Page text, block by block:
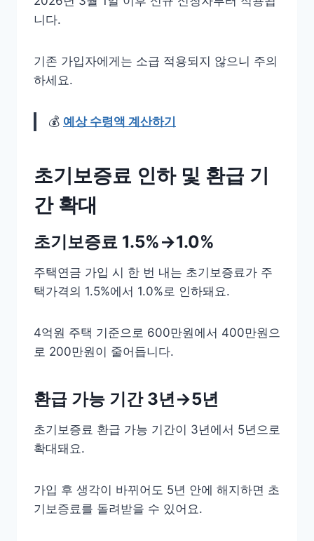
니다.
기존 가입자에게는 소급 적용되지 않으니 주의
하세요.
💰 예상 수령액 계산하기
초기보증료 인하 및 환급 기
간 확대
초기보증료 1.5%→1.0%
주택연금 가입 시 한 번 내는 초기보증료가 주
택가격의 1.5%에서 1.0%로 인하돼요.
4억원 주택 기준으로 600만원에서 400만원으
로 200만원이 줄어듭니다.
환급 가능 기간 3년→5년
초기보증료 환급 가능 기간이 3년에서 5년으로
확대돼요.
가입 후 생각이 바뀌어도 5년 안에 해지하면 초
기보증료를 돌려받을 수 있어요.